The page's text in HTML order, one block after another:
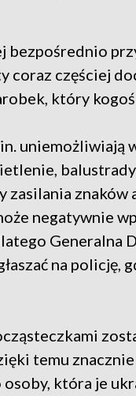
coraz częściej
który
uniemożliwiają
znaków
negatywnie
Generalna
na policję,
temu znacznie
która je